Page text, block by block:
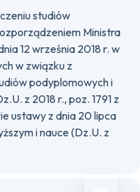
studiów
Ministra
12 września 2018 r. w
w związku z
podyplomowych i
z 2018 r., poz. 1791 z
ustawy z dnia 20 lipca
i nauce (Dz.U. z